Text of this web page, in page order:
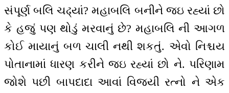
સંપૂર્ણ બલિ ચઢ્યાં? મહાબલિ બનીને જઇ રહ્યાં છો
કે હજું પણ થોડું મરવાનું છે? મહાબલિ ની આગળ
કોઈ માયાનું બળ ચાલી નથી શકતું. એવો નિશ્ચય
પોતાનામાં ધારણ કરીને જઇ રહ્યાં છો ને. પરિણામ
જોશે પછી બાપદાદા આવાં વિજયી રત્નો ને એક